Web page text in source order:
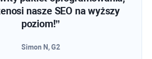
nasze SEO na wyższy
poziom!”
Simon N, G2